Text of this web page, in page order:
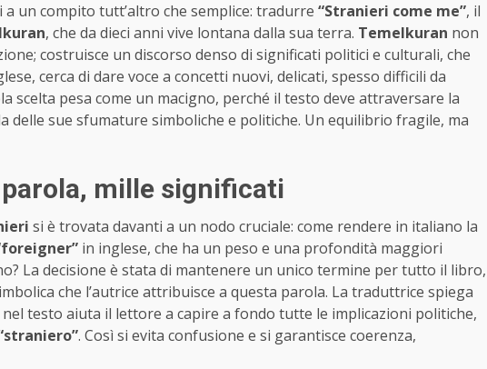
un compito tutt’altro che semplice: tradurre “Stranieri come me”, il
, che da dieci anni vive lontana dalla sua terra. Temelkuran non
costruisce un discorso denso di significati politici e culturali, che
cerca di dare voce a concetti nuovi, delicati, spesso difficili da
scelta pesa come un macigno, perché il testo deve attraversare la
delle sue sfumature simboliche e politiche. Un equilibrio fragile, ma
parola, mille significati
si è trovata davanti a un nodo cruciale: come rendere in italiano la
in inglese, che ha un peso e una profondità maggiori
La decisione è stata di mantenere un unico termine per tutto il libro,
che l’autrice attribuisce a questa parola. La traduttrice spiega
nel testo aiuta il lettore a capire a fondo tutte le implicazioni politiche,
. Così si evita confusione e si garantisce coerenza,